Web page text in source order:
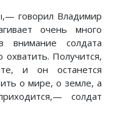
говорил Владимир
очень много
солдата
охватить. Получится,
и он останется
о мире, о земле, а
солдат